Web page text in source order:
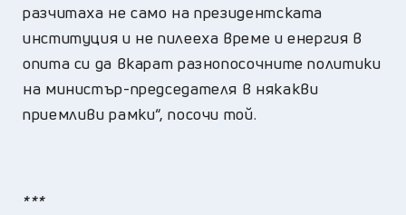
разчитаха не само на президентската
институция и не пилееха време и енергия в
опита си да вкарат разнопосочните политики
на министър-председателя в някакви
приемливи рамки“, посочи той.
***